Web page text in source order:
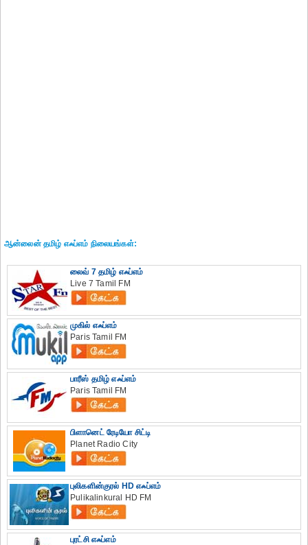
ஆன்லைன் தமிழ் எஃப்எம் நிலையங்கள்:
லைவ் 7 தமிழ் எஃப்எம்
Live 7 Tamil FM
முகில் எஃப்எம்
Paris Tamil FM
பாரீஸ் தமிழ் எஃப்எம்
Paris Tamil FM
பிளானெட் ரேடியோ சிட்டி
Planet Radio City
புலிகளின்குரல் HD எஃப்எம்
Pulikalinkural HD FM
புரட்சி எஃப்எம்